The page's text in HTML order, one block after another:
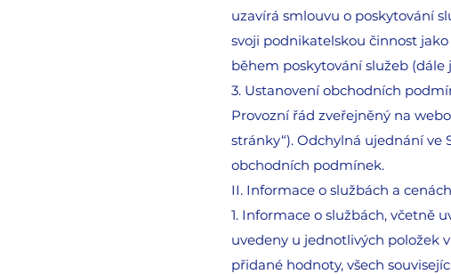
uzavírá smlouvu o poskytování
svoji podnikatelskou činnost
během poskytování služeb (dále
3. Ustanovení obchodních
Provozní řád zveřejněný na
stránky“). Odchylná ujednání
obchodních podmínek.
II. Informace o službách a cenách
1. Informace o službách, včetně
uvedeny u jednotlivých položek
přidané hodnoty, všech